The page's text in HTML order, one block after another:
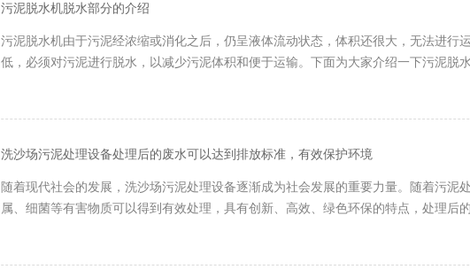
污泥脱水机脱水部分的介绍
污泥脱水机由于污泥经浓缩或消化之后，仍呈液体流动状态，体积还很大，无法进行
低，必须对污泥进行脱水，以减少污泥体积和便于运输。下面为大家介绍一下污泥脱
洗沙场污泥处理设备处理后的废水可以达到排放标准，有效保护环境
随着现代社会的发展，洗沙场污泥处理设备逐渐成为社会发展的重要力量。随着污泥
属、细菌等有害物质可以得到有效处理，具有创新、高效、绿色环保的特点，处理后